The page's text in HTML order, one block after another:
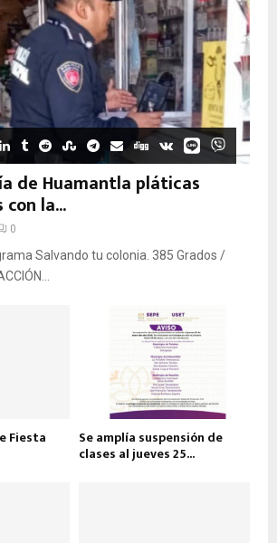
de Huamantla pláticas
la...
0
Salvando tu colonia. 385 Grados /
Fiesta Se amplía suspensión de
clases al jueves 25...